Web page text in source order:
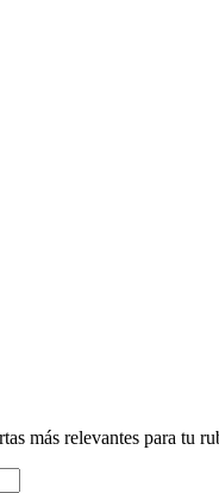
más relevantes para tu